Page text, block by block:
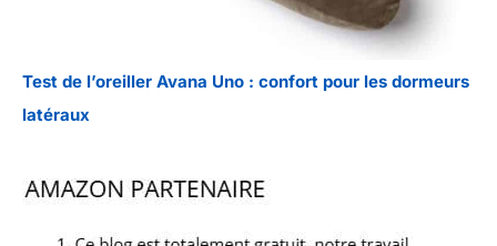
Test de l’oreiller Avana Uno : confort pour les dormeurs
latéraux